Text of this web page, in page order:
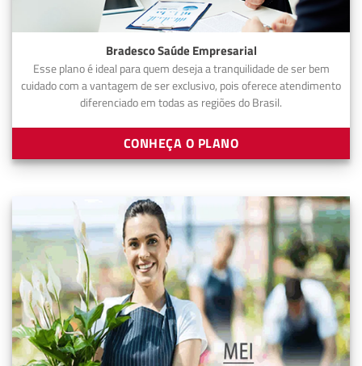
Bradesco Saúde Empresarial
Esse plano é ideal para quem deseja a tranquilidade de ser bem
cuidado com a vantagem de ser exclusivo, pois oferece atendimento
diferenciado em todas as regiões do Brasil.
CONHEÇA O PLANO